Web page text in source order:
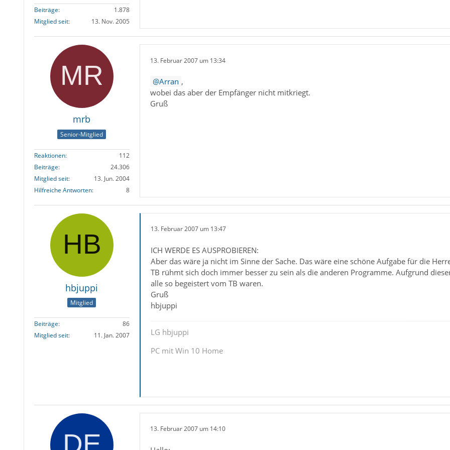
Beiträge
1.878
Mitglied seit
13. Nov. 2005
mrb
Senior-Mitglied
Reaktionen
112
Beiträge
24.306
Mitglied seit
13. Jun. 2004
Hilfreiche Antworten
8
13. Februar 2007 um 13:34
Arran ,
wobei das aber der Empfänger nicht mitkriegt.
Gruß
hbjuppi
Mitglied
Beiträge
86
Mitglied seit
11. Jan. 2007
13. Februar 2007 um 13:47
ICH WERDE ES AUSPROBIEREN:
Aber das wäre ja nicht im Sinne der Sache. Das wäre eine schöne Aufgabe für die
TB rühmt sich doch immer besser zu sein als die anderen Programme. Aufgrund
alle so begeistert vom TB waren.
Gruß
hbjuppi
LG hbjuppi
PC mit Win 10 Home
13. Februar 2007 um 14:10